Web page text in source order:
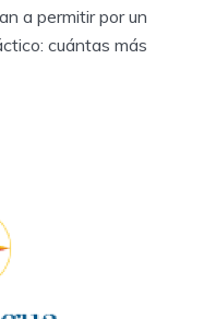
a permitir por un
cuántas más